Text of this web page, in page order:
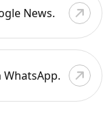
News.
WhatsApp.